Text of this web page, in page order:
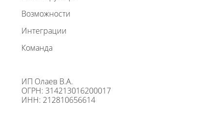
Возможности
Интеграции
Команда
ИП Олаев В.А.
ОГРН: 314213016200017
ИНН: 212810656614